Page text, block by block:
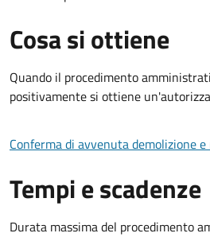
Cosa si ottiene
Quando il procedimento
positivamente si ottiene
Conferma di avvenuta demolizione
Tempi e scadenze
Durata massima del procedimento